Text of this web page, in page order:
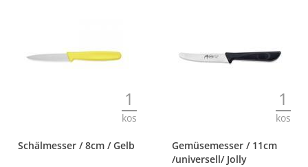
1
kos
Schälmesser / 8cm / Gelb
1
kos
Gemüsemesser / 11cm
/universell/ Jolly